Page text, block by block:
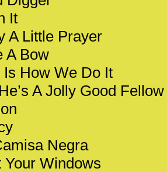
It
A Little Prayer
A Bow
Is How We Do It
A Jolly Good Fellow
Negra
Your Windows